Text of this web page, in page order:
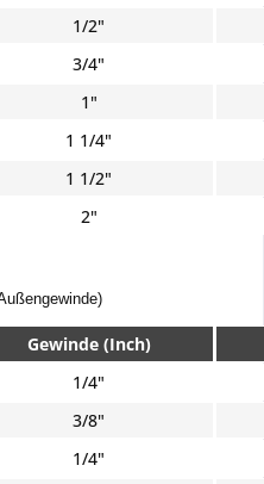
1/2"
3/4"
1"
1 1/4"
1 1/2"
2"
Gewinde (Inch)
1/4"
3/8"
1/4"